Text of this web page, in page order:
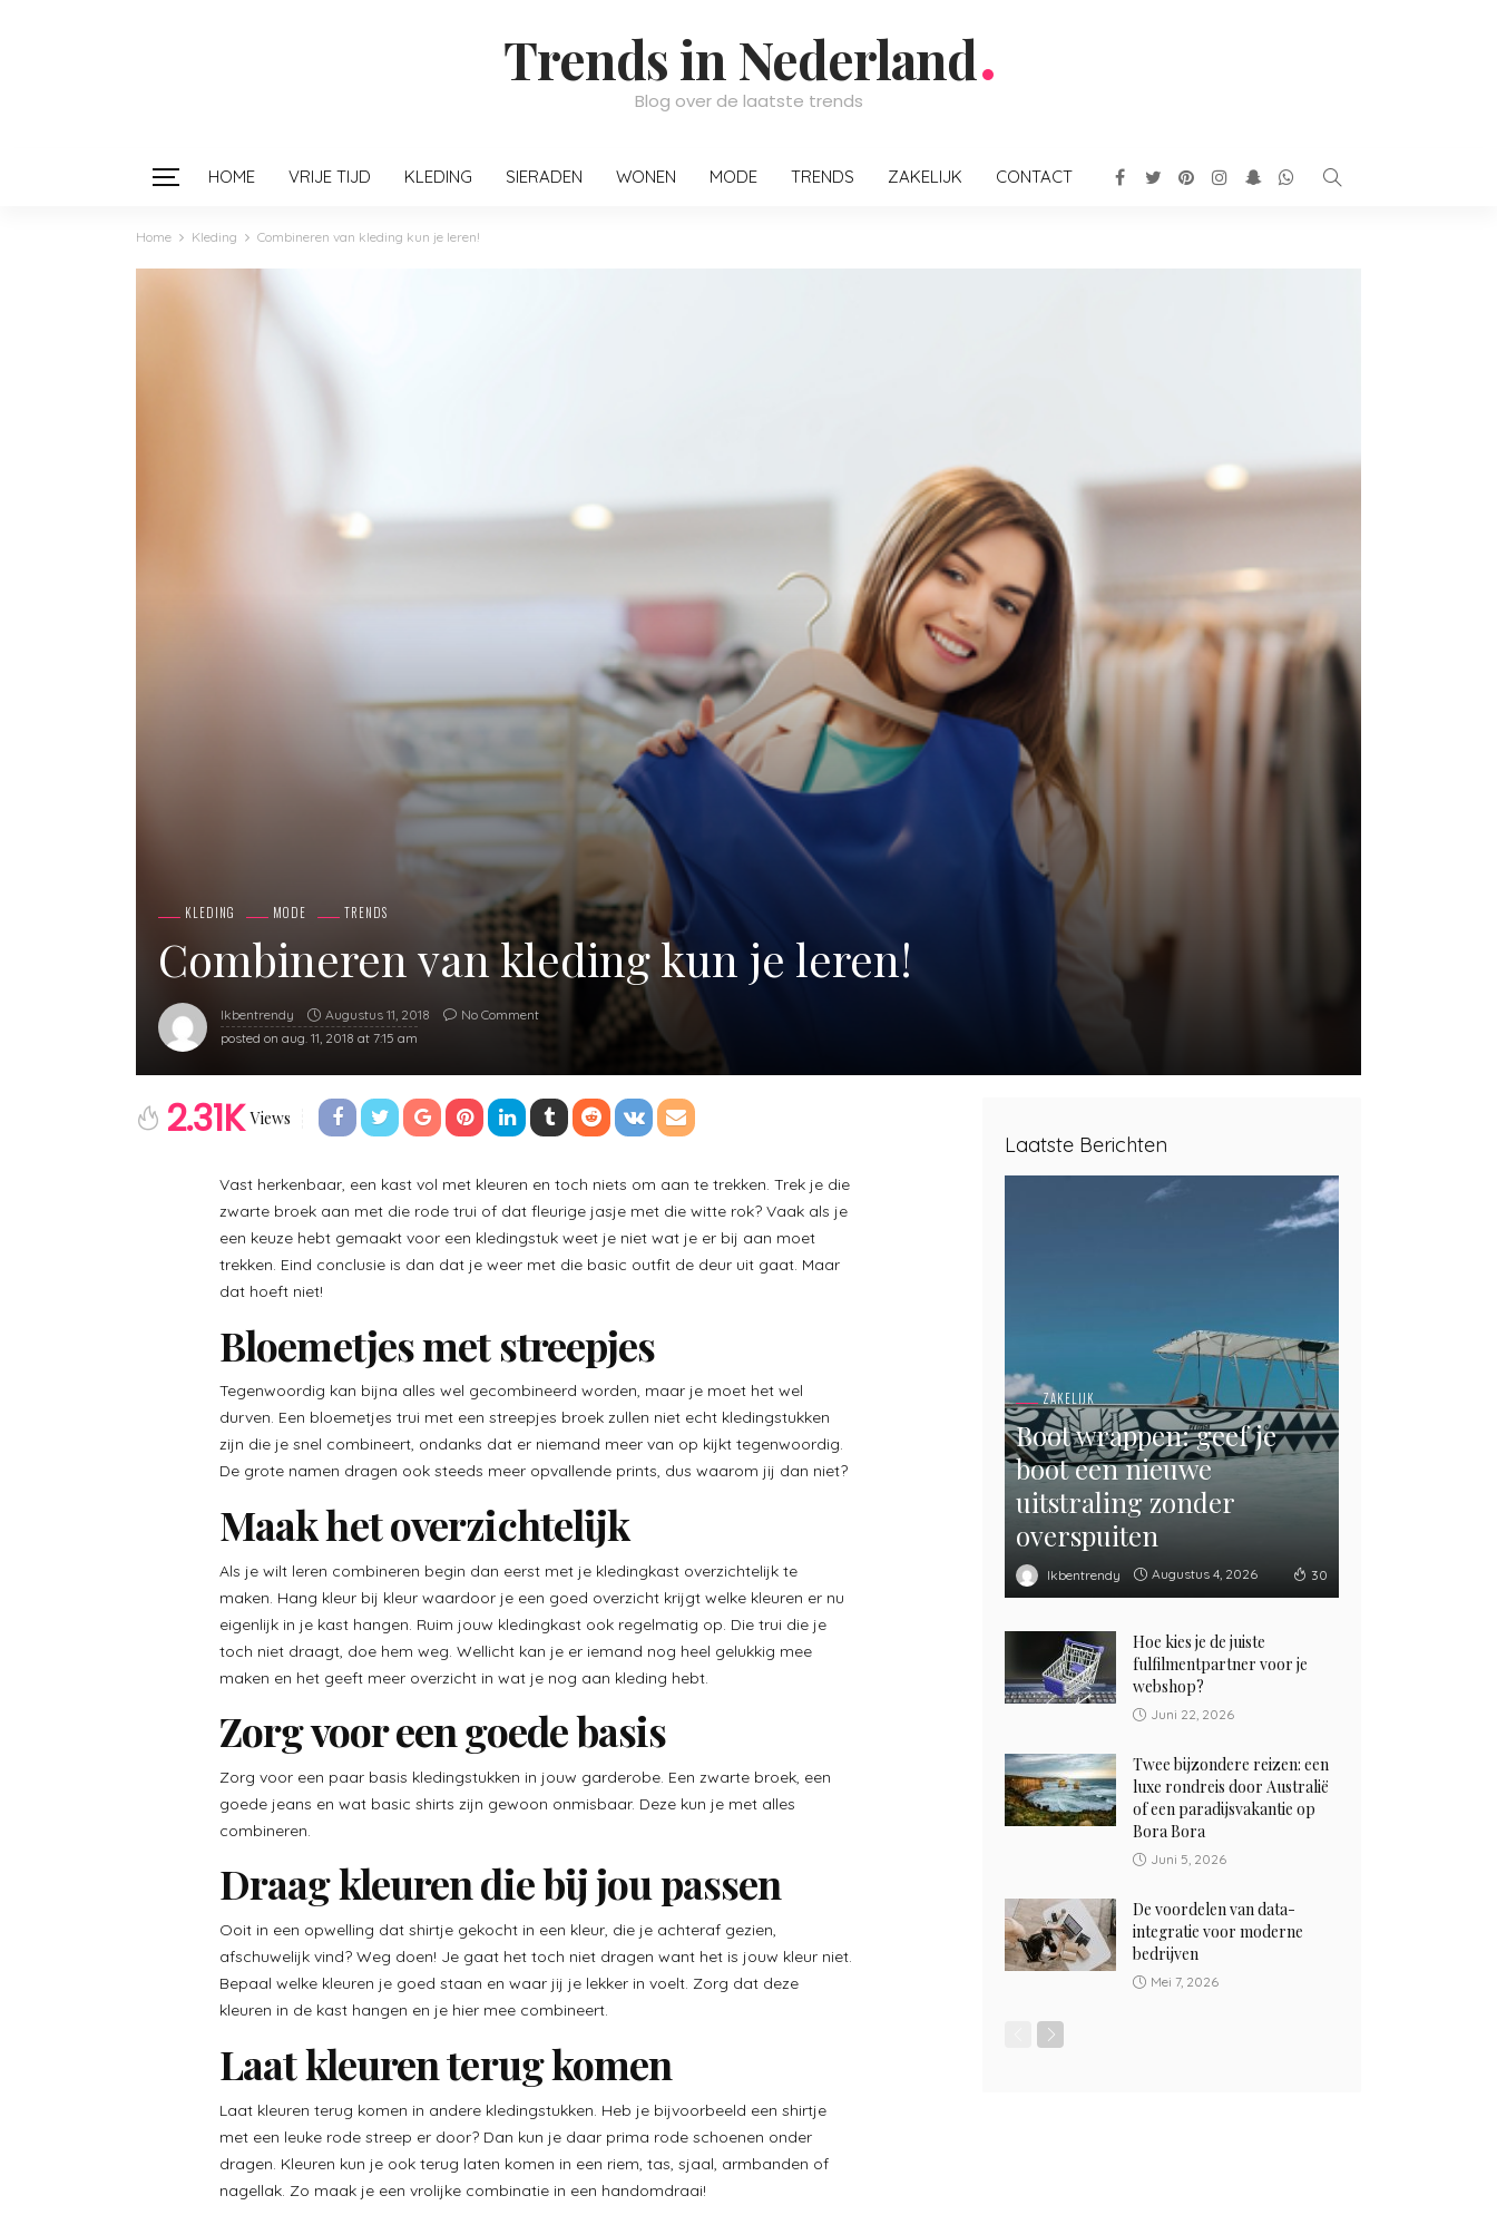
Trends in Nederland
Blog over de laatste trends
HOME VRIJE TIJD KLEDING SIERADEN WONEN MODE TRENDS ZAKELIJK CONTACT
Home Kleding Combineren van kleding kun je leren!
KLEDING MODE TRENDS
Combineren van kleding kun je leren!
Ikbentrendy Augustus 11, 2018
No Comment
posted on aug. 11, 2018 at 7:15 am
2.31K Views
Vast herkenbaar, een kast vol met kleuren en toch niets om aan te trekken. Trek je die
zwarte broek aan met die rode trui of dat fleurige jasje met die witte rok? Vaak als je
een keuze hebt gemaakt voor een kledingstuk weet je niet wat je er bij aan moet
trekken. Eind conclusie is dan dat je weer met die basic outfit de deur uit gaat. Maar
dat hoeft niet!
Bloemetjes met streepjes
Tegenwoordig kan bijna alles wel gecombineerd worden, maar je moet het wel
durven. Een bloemetjes trui met een streepjes broek zullen niet echt kledingstukken
zijn die je snel combineert, ondanks dat er niemand meer van op kijkt tegenwoordig.
De grote namen dragen ook steeds meer opvallende prints, dus waarom jij dan niet?
Maak het overzichtelijk
Als je wilt leren combineren begin dan eerst met je kledingkast overzichtelijk te
maken. Hang kleur bij kleur waardoor je een goed overzicht krijgt welke kleuren er nu
eigenlijk in je kast hangen. Ruim jouw kledingkast ook regelmatig op. Die trui die je
toch niet draagt, doe hem weg. Wellicht kan je er iemand nog heel gelukkig mee
maken en het geeft meer overzicht in wat je nog aan kleding hebt.
Zorg voor een goede basis
Zorg voor een paar basis kledingstukken in jouw garderobe. Een zwarte broek, een
goede jeans en wat basic shirts zijn gewoon onmisbaar. Deze kun je met alles
combineren.
Draag kleuren die bij jou passen
Ooit in een opwelling dat shirtje gekocht in een kleur, die je achteraf gezien,
afschuwelijk vind? Weg doen! Je gaat het toch niet dragen want het is jouw kleur niet.
Bepaal welke kleuren je goed staan en waar jij je lekker in voelt. Zorg dat deze
kleuren in de kast hangen en je hier mee combineert.
Laat kleuren terug komen
Laat kleuren terug komen in andere kledingstukken. Heb je bijvoorbeeld een shirtje
met een leuke rode streep er door? Dan kun je daar prima rode schoenen onder
dragen. Kleuren kun je ook terug laten komen in een riem, tas, sjaal, armbanden of
nagellak. Zo maak je een vrolijke combinatie in een handomdraai!
Laatste Berichten
ZAKELIJK
Boot wrappen: geef je
boot een nieuwe
uitstraling zonder
overspuiten
Ikbentrendy Augustus 4, 2026 30
Hoe kies je de juiste
fulfilmentpartner voor je
webshop?
Juni 22, 2026
Twee bijzondere reizen: een
luxe rondreis door Australië
of een paradijsvakantie op
Bora Bora
Juni 5, 2026
De voordelen van data-
integratie voor moderne
bedrijven
Mei 7, 2026